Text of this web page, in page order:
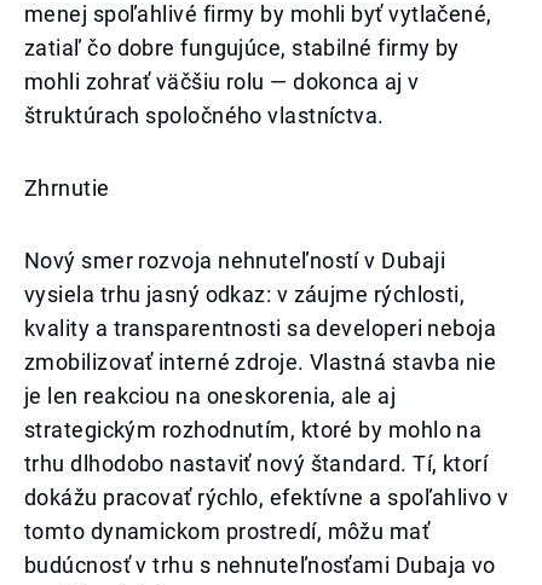
menej spoľahlivé firmy by mohli byť vytlačené,
zatiaľ čo dobre fungujúce, stabilné firmy by
mohli zohrať väčšiu rolu — dokonca aj v
štruktúrach spoločného vlastníctva.
Zhrnutie
Nový smer rozvoja nehnuteľností v Dubaji
vysiela trhu jasný odkaz: v záujme rýchlosti,
kvality a transparentnosti sa developeri neboja
zmobilizovať interné zdroje. Vlastná stavba nie
je len reakciou na oneskorenia, ale aj
strategickým rozhodnutím, ktoré by mohlo na
trhu dlhodobo nastaviť nový štandard. Tí, ktorí
dokážu pracovať rýchlo, efektívne a spoľahlivo v
tomto dynamickom prostredí, môžu mať
budúcnosť v trhu s nehnuteľnosťami Dubaja vo